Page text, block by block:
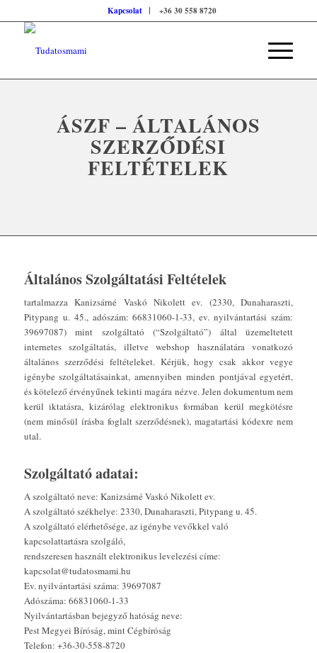
Kapcsolat +36 30 558 8720
ÁSZF – ÁLTALÁNOS
SZERZŐDÉSI
FELTÉTELEK
Általános Szolgáltatási Feltételek
tartalmazza Kanizsárné Vaskó Nikolett ev. (2330, Dunaharaszti,
Pitypang u. 45., adószám: 66831060-1-33, ev. nyilvántartási szám:
39697087) mint szolgáltató (“Szolgáltató”) által üzemeltetett
internetes szolgáltatás, illetve webshop használatára vonatkozó
általános szerződési feltételeket. Kérjük, hogy csak akkor vegye
igénybe szolgáltatásainkat, amennyiben minden pontjával egyetért,
és kötelező érvényűnek tekinti magára nézve. Jelen dokumentum nem
kerül iktatásra, kizárólag elektronikus formában kerül megkötésre
(nem minősül írásba foglalt szerződésnek), magatartási kódexre nem
utal.
Szolgáltató adatai:
A szolgáltató neve: Kanizsárné Vaskó Nikolett ev.
A szolgáltató székhelye: 2330, Dunaharaszti, Pitypang u. 45.
A szolgáltató elérhetősége, az igénybe vevőkkel való
kapcsolattartásra szolgáló,
rendszeresen használt elektronikus levelezési címe:
kapcsolat@tudatosmami.hu
Ev. nyilvántartási száma: 39697087
Adószáma: 66831060-1-33
Nyilvántartásban bejegyző hatóság neve:
Pest Megyei Bíróság, mint Cégbíróság
Telefon: +36-30-558-8720